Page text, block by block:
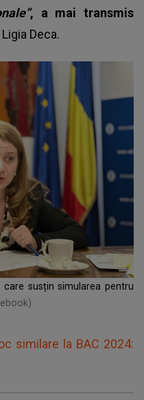
, a mai transmis
Deca.
care susțin simularea pentru
similare la BAC 2024: